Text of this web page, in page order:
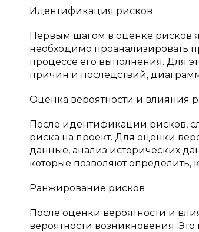
Идентификация рисков
Первым шагом в оценке рисков
необходимо проанализировать
процессе его выполнения. Для
причин и последствий,
Оценка вероятности и влияния
После идентификации рисков,
риска на проект. Для оценки
данные, анализ исторических
которые позволяют
Ранжирование рисков
После оценки вероятности и
вероятности возникновения.